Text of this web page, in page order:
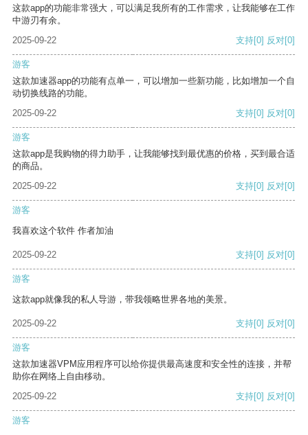
这款app的功能非常强大，可以满足我所有的工作需求，让我能够在工作
中游刃有余。
2025-09-22
支持[0] 反对[0]
游客
这款加速器app的功能有点单一，可以增加一些新功能，比如增加一个自
动切换线路的功能。
2025-09-22
支持[0] 反对[0]
游客
这款app是我购物的得力助手，让我能够找到最优惠的价格，买到最合适
的商品。
2025-09-22
支持[0] 反对[0]
游客
我喜欢这个软件 作者加油
2025-09-22 支持[0] 反对[0]
游客
这款app就像我的私人导游，带我领略世界各地的美景。
2025-09-22 支持[0] 反对[0]
游客
这款加速器VPM应用程序可以给你提供最高速度和安全性的连接，并帮
助你在网络上自由移动。
2025-09-22
支持[0] 反对[0]
游客